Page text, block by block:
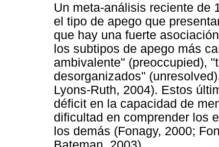
Un meta-análisis reciente de
el tipo de apego que
que hay una fuerte
los subtipos de apego más
ambivalente" (preoccupied),
desorganizados"
Lyons-Ruth, 2004). Estos
déficit en la capacidad de
dificultad en comprender los
los demás (Fonagy, 2000;